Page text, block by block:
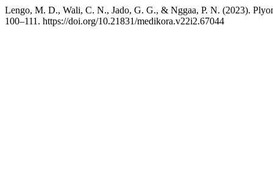
Lengo, M. D., Wali, C. N., Jado, G. G., & Nggaa, P. N. (2023).
100–111. https://doi.org/10.21831/medikora.v22i2.67044